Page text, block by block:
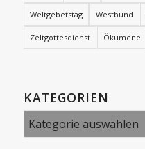
Weltgebetstag Westbund
Zeltgottesdienst Ökumene
KATEGORIEN
Kategorien